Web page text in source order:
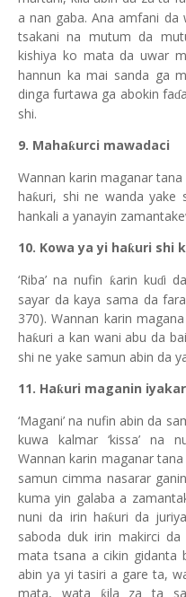
a nan gaba. Ana amfani da
tsakani na mutum da
kishiya ko mata da uwar
hannun ka mai sanda ga
dinga furtawa ga abokin faɗ
shi.
9. Mahaƙurci mawadaci
Wannan karin maganar
haƙuri, shi ne wanda yake
hankali a yanayin
10. Kowa ya yi haƙuri shi k
‘Riba’ na nufin ƙarin kuɗi
sayar da kaya sama da
370). Wannan karin
haƙuri a kan wani abu da
shi ne yake samun abin da
11. Haƙuri maganin
‘Magani’ na nufin abin da
kuwa kalmar ‘kissa’ na
Wannan karin maganar
samun cimma nasarar ganin
kuma yin galaba a
nuni da irin haƙuri da
saboda duk irin makirci
mata tsana a cikin gidanta
abin ya yi tasiri a gare ta,
mata, wata
ƙila za ta